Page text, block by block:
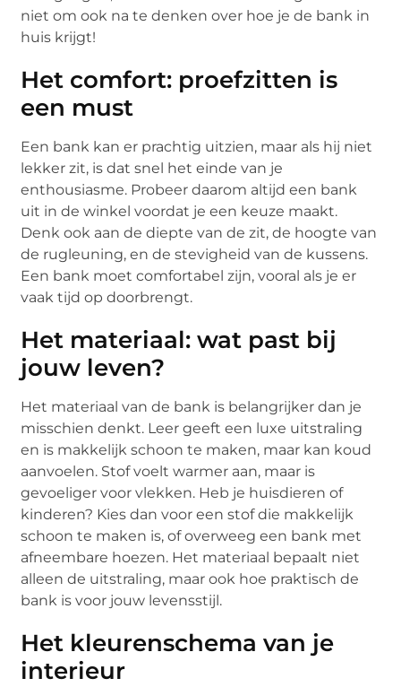
niet om ook na te denken over hoe je de bank in
huis krijgt!
Het comfort: proefzitten is
een must
Een bank kan er prachtig uitzien, maar als hij niet
lekker zit, is dat snel het einde van je
enthousiasme. Probeer daarom altijd een bank
uit in de winkel voordat je een keuze maakt.
Denk ook aan de diepte van de zit, de hoogte van
de rugleuning, en de stevigheid van de kussens.
Een bank moet comfortabel zijn, vooral als je er
vaak tijd op doorbrengt.
Het materiaal: wat past bij
jouw leven?
Het materiaal van de bank is belangrijker dan je
misschien denkt. Leer geeft een luxe uitstraling
en is makkelijk schoon te maken, maar kan koud
aanvoelen. Stof voelt warmer aan, maar is
gevoeliger voor vlekken. Heb je huisdieren of
kinderen? Kies dan voor een stof die makkelijk
schoon te maken is, of overweeg een bank met
afneembare hoezen. Het materiaal bepaalt niet
alleen de uitstraling, maar ook hoe praktisch de
bank is voor jouw levensstijl.
Het kleurenschema van je
interieur